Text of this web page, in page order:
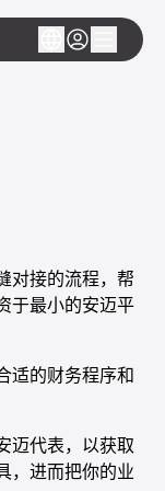
对接的流程，帮
于最小的安迈平
适的财务程序和
迈代表，以获取
，进而把你的业